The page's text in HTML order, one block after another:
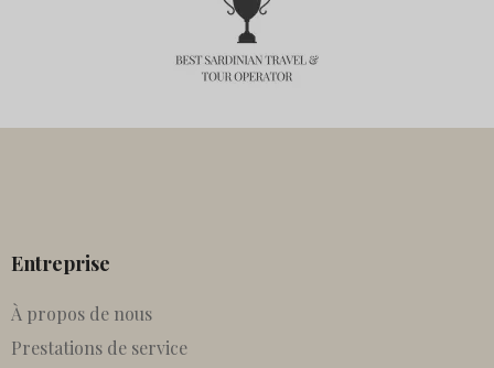
Entreprise
À propos de nous
Prestations de service